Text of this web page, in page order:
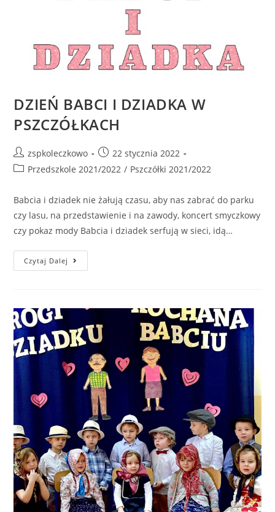
DZIEŃ BABCI I DZIADKA W
PSZCZÓŁKACH
zspkoleczkowo
22 stycznia 2022
Przedszkole 2021/2022 / Pszczółki 2021/2022
Babcia i dziadek nie żałują czasu, aby nas zabrać do parku
czy lasu, na przedstawienie i na zawody, koncert smyczkowy
czy pokaz mody Babcia i dziadek serfują w sieci, idą…
Czytaj Dalej